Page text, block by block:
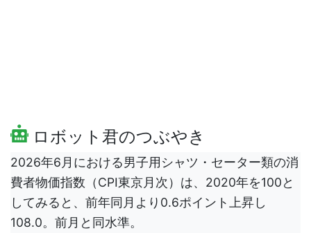
ロボット君のつぶやき
2026年6月における男子用シャツ・セーター類の消
費者物価指数（CPI東京月次）は、2020年を100と
してみると、前年同月より0.6ポイント上昇し
108.0。前月と同水準。